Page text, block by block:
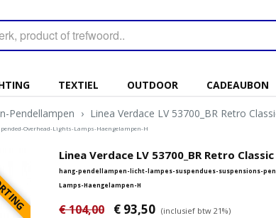
TEXTIEL OUTDOOR CADEAUBON
Pendellampen › Linea Verdace LV 53700_BR Retro
Overhead-Lights-Lamps-Haengelampen-H
Linea Verdace LV 53700_BR Retro
hang-pendellampen-licht-lampes-suspendues-suspensions-
Lamps-Haengelampen-H
€ 104,00 € 93,50 (inclusief btw 21%)